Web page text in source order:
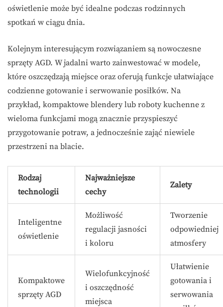
oświetlenie może być idealne podczas rodzinnych
spotkań w ciągu dnia.
Kolejnym interesującym rozwiązaniem są nowoczesne
sprzęty AGD. W jadalni warto zainwestować w modele,
które oszczędzają miejsce oraz oferują funkcje ułatwiające
codzienne gotowanie i serwowanie posiłków. Na
przykład, kompaktowe blendery lub roboty kuchenne z
wieloma funkcjami mogą znacznie przyspieszyć
przygotowanie potraw, a jednocześnie zająć niewiele
przestrzeni na blacie.
Rodzaj
technologii
Najważniejsze
cechy
Zalety
Inteligentne
oświetlenie
Możliwość
regulacji jasności
i koloru
Tworzenie
odpowiedniej
atmosfery
Kompaktowe
sprzęty AGD
Wielofunkcyjność
i oszczędność
miejsca
Ułatwienie
gotowania i
serwowania